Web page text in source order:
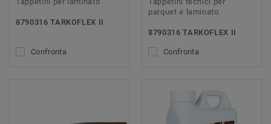
8790316 TARKOFLEX II
Confronta
parquet e laminato
8790316 TARKOFLEX II
Confronta